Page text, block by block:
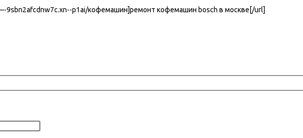
p1ai/кофемашин]ремонт кофемашин bosch в москве[/url]